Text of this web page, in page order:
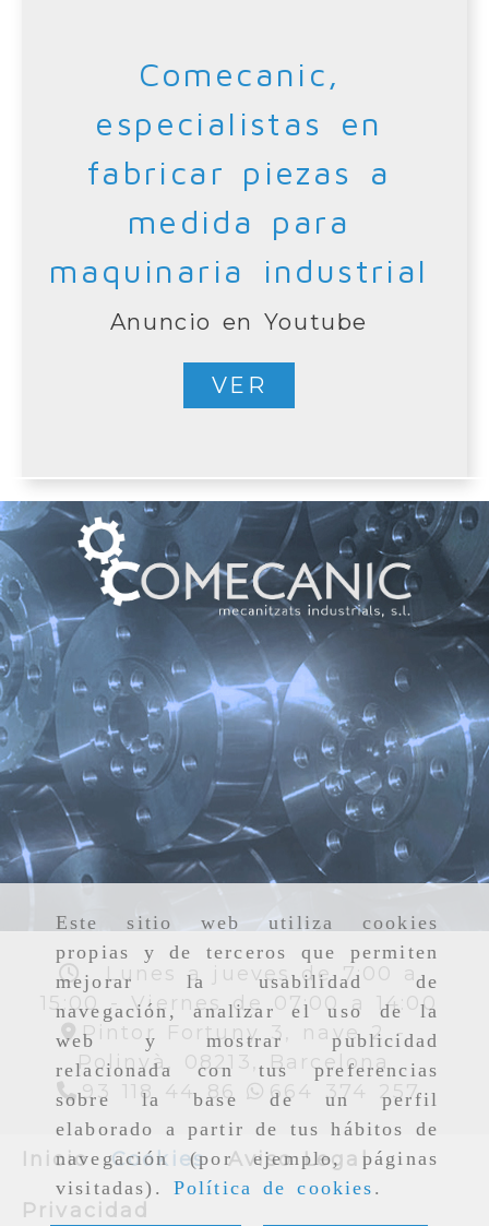
Este sitio web utiliza cookies
propias y de terceros que permiten
mejorar la usabilidad de
navegación, analizar el uso de la
web y mostrar publicidad
relacionada con tus preferencias
sobre la base de un perfil
elaborado a partir de tus hábitos de
navegación (por ejemplo, páginas
visitadas). Política de cookies .
Comecanic,
especialistas en
fabricar piezas a
medida para
maquinaria industrial
Anuncio en Youtube
VER
Lunes a jueves de 7:00 a
15:00 - Viernes de 07:00 a 14:00
Pintor Fortuny 3, nave 2 -
Polinyà, 08213,Barcelona
93 118 44 86
664 374 257
Inicio Cookies Aviso Legal
Privacidad